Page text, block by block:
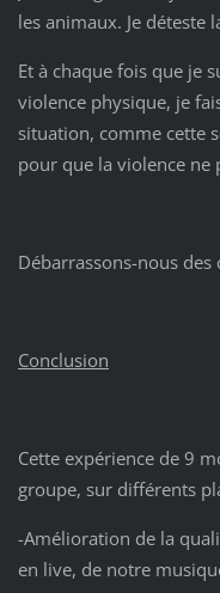
les animaux. Je déteste
Et à chaque fois que je
violence physique, je
situation, comme cette
pour que la violence ne
Débarrassons-nous des
Conclusion
Cette expérience de 9
groupe, sur différents
-Amélioration de la
en live, de notre